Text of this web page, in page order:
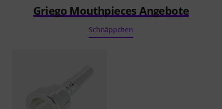
Griego Mouthpieces Angebote
Schnäppchen